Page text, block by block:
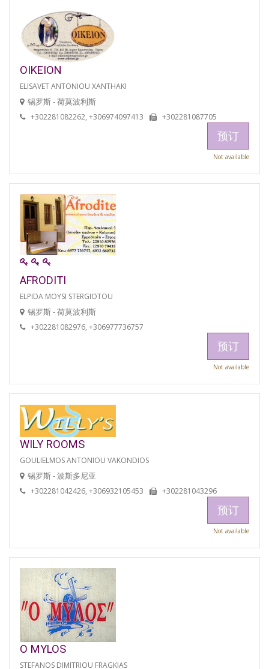
OIKEION
ELISAVET ANTONIOU XANTHAKI
锡罗斯 - 荷莫波利斯
+302281082262, +306974097413 +302281087705
预订
Not available
AFRODITI
ELPIDA MOYSI STERGIOTOU
锡罗斯 - 荷莫波利斯
+302281082976, +306977736757
预订
Not available
WILY ROOMS
GOULIELMOS ANTONIOU VAKONDIOS
锡罗斯 - 波斯多尼亚
+302281042426, +306932105453 +302281043296
预订
Not available
O MYLOS
STEFANOS DIMITRIOU FRAGKIAS